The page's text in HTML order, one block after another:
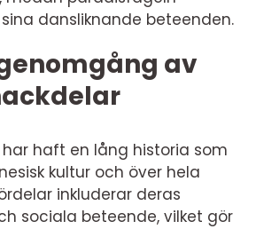
dansliknande beteenden.
av
har haft en lång historia som
kultur och över hela
inkluderar deras
sociala beteende, vilket gör